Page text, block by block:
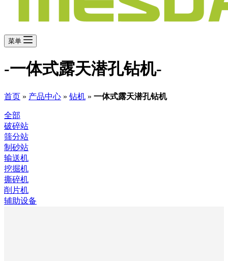
菜单
-一体式露天潜孔钻机-
首页 » 产品中心 » 钻机 » 一体式露天潜孔钻机
全部
破碎站
筛分站
制砂站
输送机
挖掘机
撕碎机
削片机
辅助设备